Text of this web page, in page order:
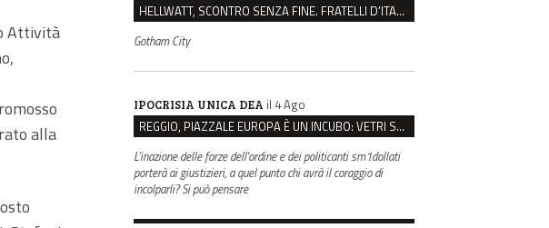
Attività
alla
HELLWATT, SCONTRO SENZA FINE. FRATELLI D’ITALIA: “MILANI PORTA DOCUMENTI, DE FRANCO INSULTI”
Gotham City
IPOCRISIA UNICA DEA il 4 Ago
REGGIO, PIAZZALE EUROPA È UN INCUBO: VETRI SPACCATI E FURTI SULLE AUTO IN SOSTA
L'inazione delle forze dell'ordine e dei politicanti sm1dollati
porterà ai giustizieri, a quel punto chi avrà il coraggio di
incolparli? Si può pensare